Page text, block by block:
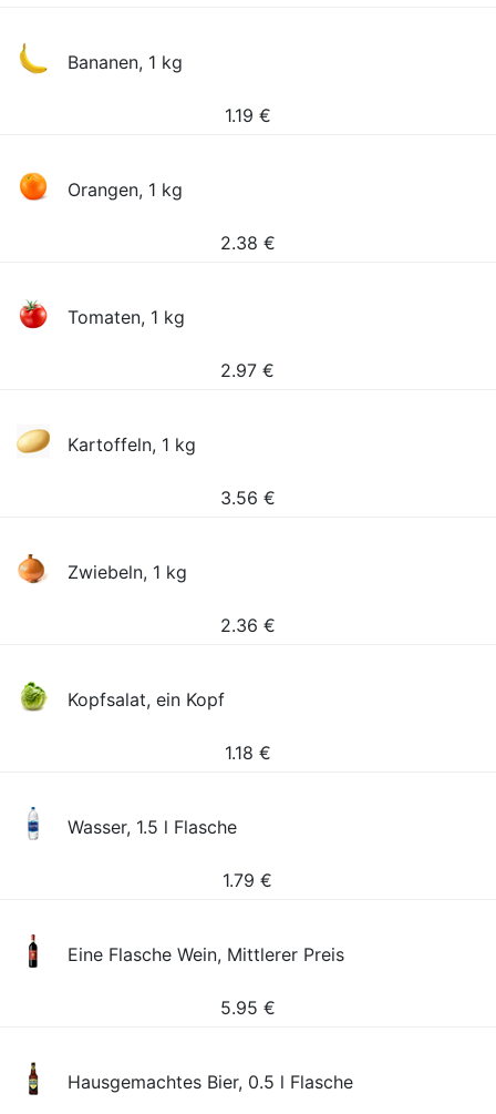
Bananen, 1 kg
1.19 €
Orangen, 1 kg
2.38 €
Tomaten, 1 kg
2.97 €
Kartoffeln, 1 kg
3.56 €
Zwiebeln, 1 kg
2.36 €
Kopfsalat, ein Kopf
1.18 €
Wasser, 1.5 l Flasche
1.79 €
Eine Flasche Wein, Mittlerer Preis
5.95 €
Hausgemachtes Bier, 0.5 l Flasche